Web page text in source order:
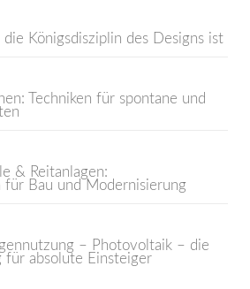
Königsdisziplin des Designs ist
Techniken für spontane und
& Reitanlagen:
Bau und Modernisierung
– Photovoltaik – die
für absolute Einsteiger